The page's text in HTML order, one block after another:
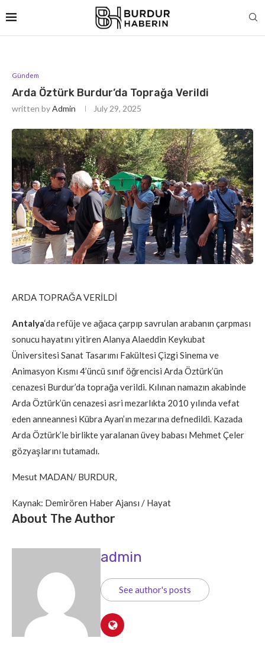
Gündem
Arda Öztürk Burdur’da Toprağa Verildi
written byAdmin July 29, 2025
ARDA TOPRAĞA VERİLDİ
Antalya‘da refüje ve ağaca çarpıp savrulan arabanın çarpması
sonucu hayatını yitiren Alanya Alaeddin Keykubat
Üniversitesi Sanat Tasarımı Fakültesi Çizgi Sinema ve
Animasyon Kısmı 4’üncü sınıf öğrencisi Arda Öztürk’ün
cenazesi Burdur’da toprağa verildi. Kılınan namazın akabinde
Arda Öztürk’ün cenazesi asri mezarlıkta 2010 yılında vefat
eden anneannesi Kübra Ayan’ın mezarına defnedildi. Kazada
Arda Öztürk’le birlikte yaralanan üvey babası Mehmet Çeler
gözyaşlarını tutamadı.
Mesut MADAN/ BURDUR,
Kaynak: Demirören Haber Ajansı / Hayat
About The Author
admin
See author's posts